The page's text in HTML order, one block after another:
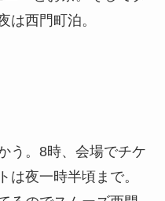
は西門町泊。
う。8時、会場でチケ
は夜一時半頃まで。